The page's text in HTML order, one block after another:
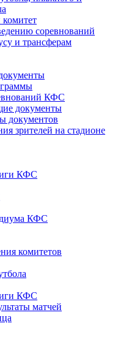
соревнований
и трансферам
КФС
документы
документов
зрителей на стадионе
КФС
КФС
комитетов
КФС
матчей